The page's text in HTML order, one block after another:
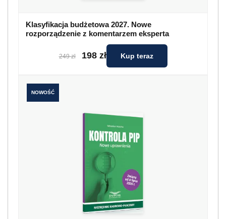
Klasyfikacja budżetowa 2027. Nowe
rozporządzenie z komentarzem eksperta
249 zł 198 zł Kup teraz
NOWOŚĆ